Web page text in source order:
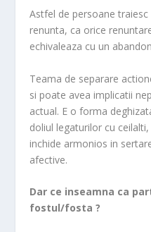
Astfel de persoane
renunta, ca orice
echivaleaza cu un
Teama de separare
si poate avea implicatii
actual. E o forma
doliul legaturilor cu
inchide armonios in
afective.
Dar ce inseamna ca
fostul/fosta ?